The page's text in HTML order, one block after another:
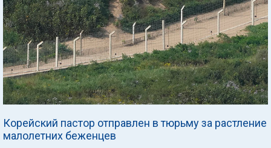
Корейский пастор отправлен в тюрьму за растление
малолетних беженцев